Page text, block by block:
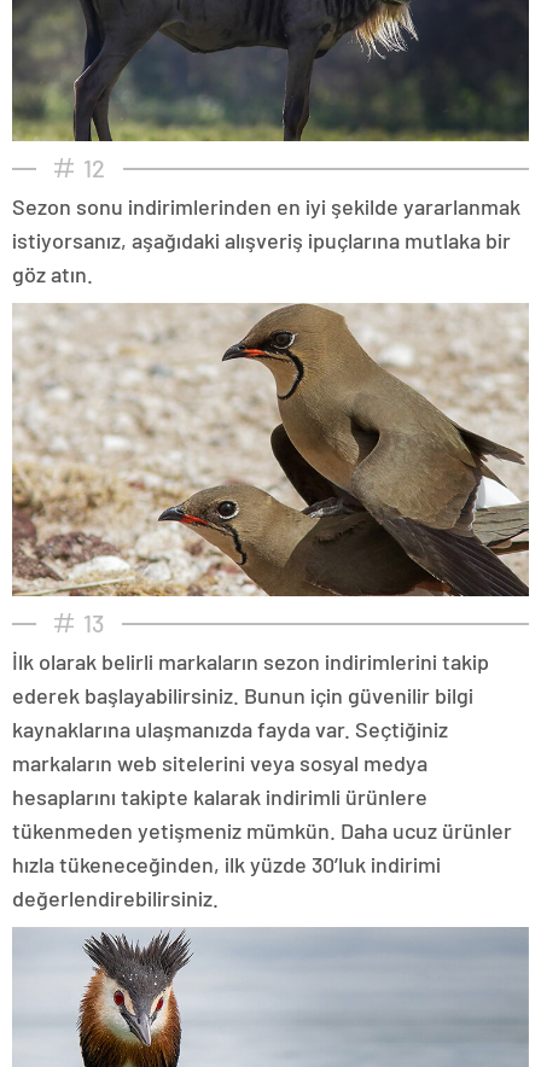
12
Sezon sonu indirimlerinden en iyi şekilde yararlanmak
istiyorsanız, aşağıdaki alışveriş ipuçlarına mutlaka bir
göz atın.
13
İlk olarak belirli markaların sezon indirimlerini takip
ederek başlayabilirsiniz. Bunun için güvenilir bilgi
kaynaklarına ulaşmanızda fayda var. Seçtiğiniz
markaların web sitelerini veya sosyal medya
hesaplarını takipte kalarak indirimli ürünlere
tükenmeden yetişmeniz mümkün. Daha ucuz ürünler
hızla tükeneceğinden, ilk yüzde 30’luk indirimi
değerlendirebilirsiniz.